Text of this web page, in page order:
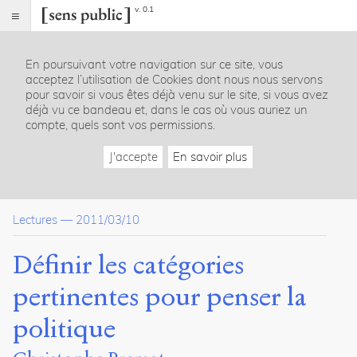
v. 0.1
Index
Article
Table
des
Notes
Citer /
Partager
Exporter
Premat,
Christophe .
En poursuivant votre navigation sur ce site, vous
acceptez l’utilisation de Cookies dont nous nous servons
pour savoir si vous êtes déjà venu sur le site, si vous avez
déjà vu ce bandeau et, dans le cas où vous auriez un
compte, quels sont vos permissions.
J'accepte En savoir plus
Lectures — 2011/03/10
Définir les catégories
pertinentes pour penser la
politique